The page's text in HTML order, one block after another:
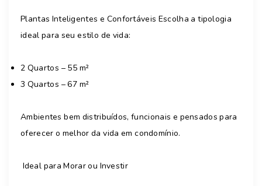
Plantas Inteligentes e Confortáveis Escolha a tipologia
ideal para seu estilo de vida:
2 Quartos – 55 m²
3 Quartos – 67 m²
Ambientes bem distribuídos, funcionais e pensados para
oferecer o melhor da vida em condomínio.
Ideal para Morar ou Investir